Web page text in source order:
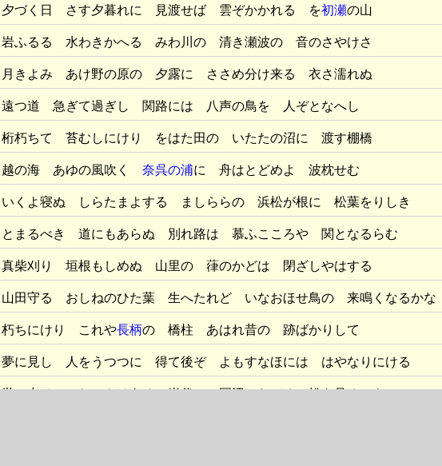
夕づく日 さす夕暮れに 見渡せば 雲ぞかかれる を初瀬の山
岩ふるる 水わきかへる みわ川の 清き瀬波の 音のさやけさ
月きよみ あけ野の原の 夕露に ささめ分け来る 衣さ濡れぬ
遠つ道 急ぎて過ぎし 関路には 八声の鳥を 人ぞとなへし
桁朽ちて 苔むしにけり をはた田の いたたの沼に 渡す棚橋
越の海 あゆの風吹く 奈呉の浦に 舟はとどめよ 波枕せむ
いくよ寝ぬ しらたまよする ましららの 浜松が根に 松葉をりしき
とまるべき 道にもあらぬ 別れ路は 慕ふこころや 関となるらむ
真柴刈り 垣根もしめぬ 山里の 葎のかどは 閉ざしやはする
山田守る おしねのひた葉 生へたれど いなおほせ鳥の 来鳴くなるかな
朽ちにけり これや長柄の 橋柱 あはれ昔の 跡ばかりして
夢に見し 人をうつつに 得て後ぞ よもすなほには はやなりにける
世の中は つねにやはある 岩代の 岡辺にたてる 松を見るにも